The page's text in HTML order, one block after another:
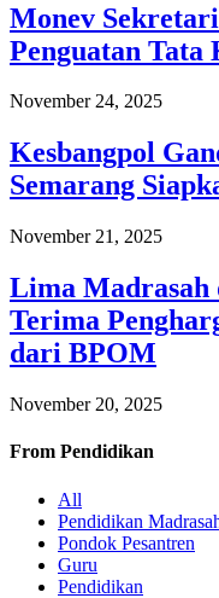
Monev
Penguatan Tata
November 24, 2025
Kesbangpol
Semarang
November 21, 2025
Lima Madrasah
Terima
dari BPOM
November 20, 2025
From Pendidikan
All
Pendidikan
Pondok Pesantren
Guru
Pendidikan